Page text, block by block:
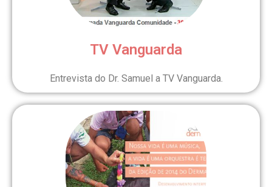
TV Vanguarda
Entrevista do Dr. Samuel a TV Vanguarda.